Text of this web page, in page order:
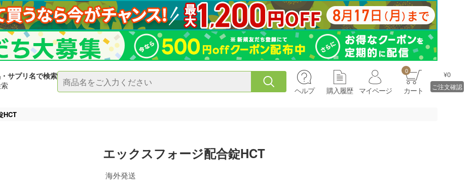
サプリ名で検索
ヘルプ 購入履歴 マイページ
0
カート
¥0
ご注文確認
HCT
エックスフォージ配合錠HCT
海外発送